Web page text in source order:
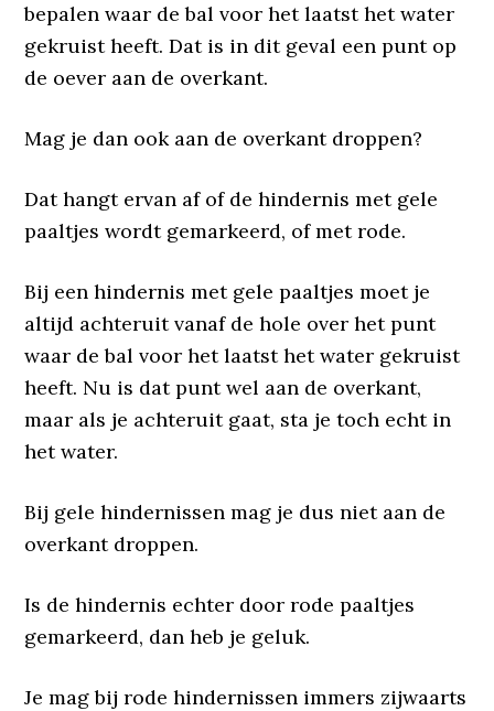
bepalen waar de bal voor het laatst het water
gekruist heeft. Dat is in dit geval een punt op
de oever aan de overkant.
Mag je dan ook aan de overkant droppen?
Dat hangt ervan af of de hindernis met gele
paaltjes wordt gemarkeerd, of met rode.
Bij een hindernis met gele paaltjes moet je
altijd achteruit vanaf de hole over het punt
waar de bal voor het laatst het water gekruist
heeft. Nu is dat punt wel aan de overkant,
maar als je achteruit gaat, sta je toch echt in
het water.
Bij gele hindernissen mag je dus niet aan de
overkant droppen.
Is de hindernis echter door rode paaltjes
gemarkeerd, dan heb je geluk.
Je mag bij rode hindernissen immers zijwaarts